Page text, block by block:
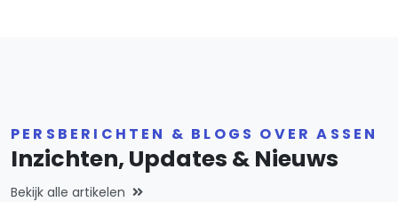
PERSBERICHTEN & BLOGS OVER ASSEN
Inzichten, Updates & Nieuws
Bekijk alle artikelen